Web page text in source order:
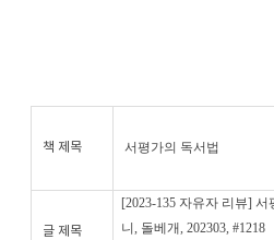
책 제목 서평가의 독서법
글 제목
[2023-135 자유자 리뷰]
니, 돌베개, 202303, #1218